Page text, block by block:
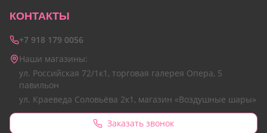
КОНТАКТЫ
+7 918 179 0056
Наши магазины:
ул. Российская 72/1к1, торговая галерея Опера, 5
павильон
ул. Краеведа Соловьёва 2к1, магазин «Воздушные шары»
Заказать звонок